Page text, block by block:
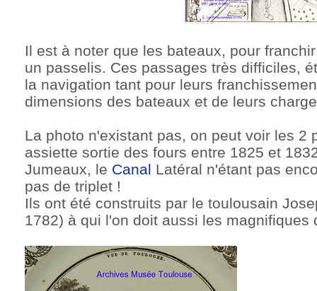
Il est à noter que les bateaux, pour
un passelis. Ces passages très difficiles,
la navigation tant pour leurs
dimensions des bateaux et de leurs
La photo n'existant pas, on peut voir les 2
assiette sortie des fours entre 1825 et
Jumeaux, le Canal Latéral n'étant pas
pas de triplet !
Ils ont été construits par le toulousain
1782) à qui l'on doit aussi les magnifiques